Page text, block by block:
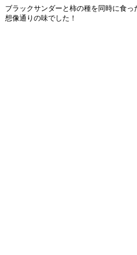
ブラックサンダーと柿の種を同時に食っ
想像通りの味でした！